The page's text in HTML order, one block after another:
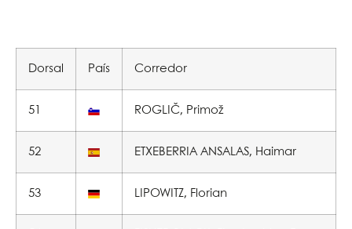
Dorsal País Corredor
51 ROGLIČ, Primož
52 ETXEBERRIA ANSALAS, Haimar
53 LIPOWITZ, Florian